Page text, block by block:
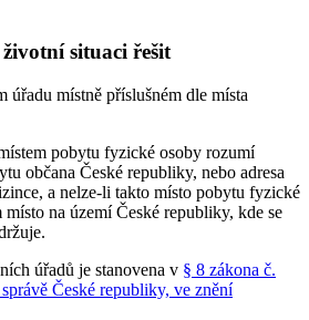
situaci řešit
úřadu místně příslušném dle místa
pobytu fyzické osoby rozumí
občana České republiky, nebo adresa
a nelze-li takto místo pobytu fyzické
na území České republiky, kde se
úřadů je stanovena v § 8 zákona č.
České republiky, ve znění